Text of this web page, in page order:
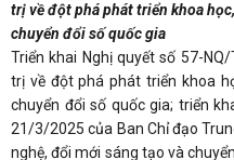
trị về đột phá phát triển khoa
chuyển đổi số quốc gia
Triển khai Nghị quyết số 57-
trị về đột phá phát triển khoa
chuyển đổi số quốc gia; triển
21/3/2025 của Ban Chỉ đạo
nghệ, đổi mới sáng tạo và